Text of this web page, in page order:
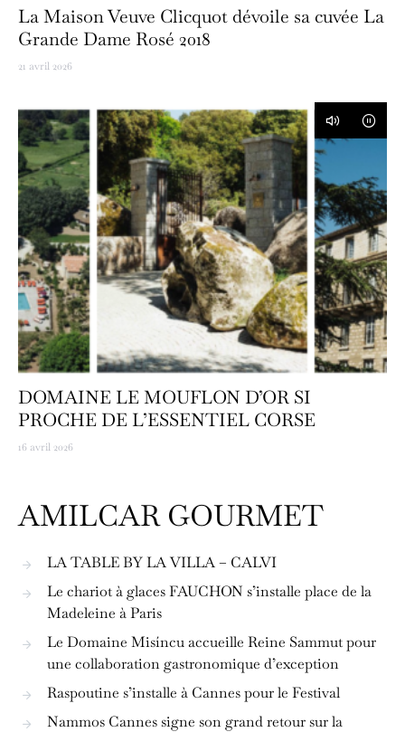
La Maison Veuve Clicquot dévoile sa cuvée La
Grande Dame Rosé 2018
21 avril 2026
DOMAINE LE MOUFLON D’OR SI
PROCHE DE L’ESSENTIEL CORSE
16 avril 2026
AMILCAR GOURMET
LA TABLE BY LA VILLA – CALVI
Le chariot à glaces FAUCHON s’installe place de la
Madeleine à Paris
Le Domaine Misíncu accueille Reine Sammut pour
une collaboration gastronomique d’exception
Raspoutine s’installe à Cannes pour le Festival
Nammos Cannes signe son grand retour sur la